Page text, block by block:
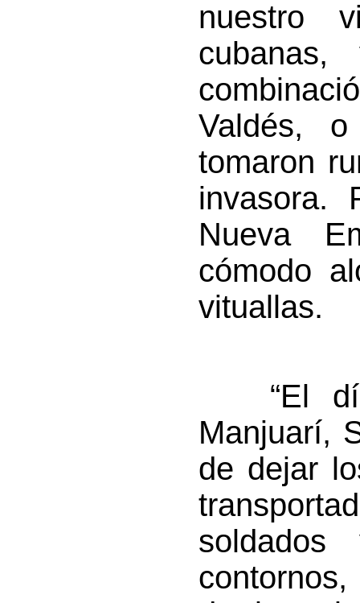
nuestro
Valdés,
tomaron
invasora.
Nueva
cómodo
vituallas.
“El día
Manjuarí,
de dejar